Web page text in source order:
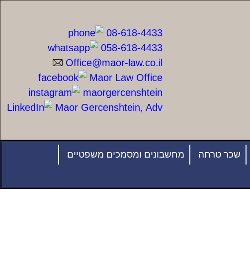
08-618-4433
058-618-4433
Office@maor-law.co.il
Maor Law Office
maorgercenshtein
Maor Gercenshtein, Adv
שכר טרחה
מחשבונים ומסמכים משפטיים